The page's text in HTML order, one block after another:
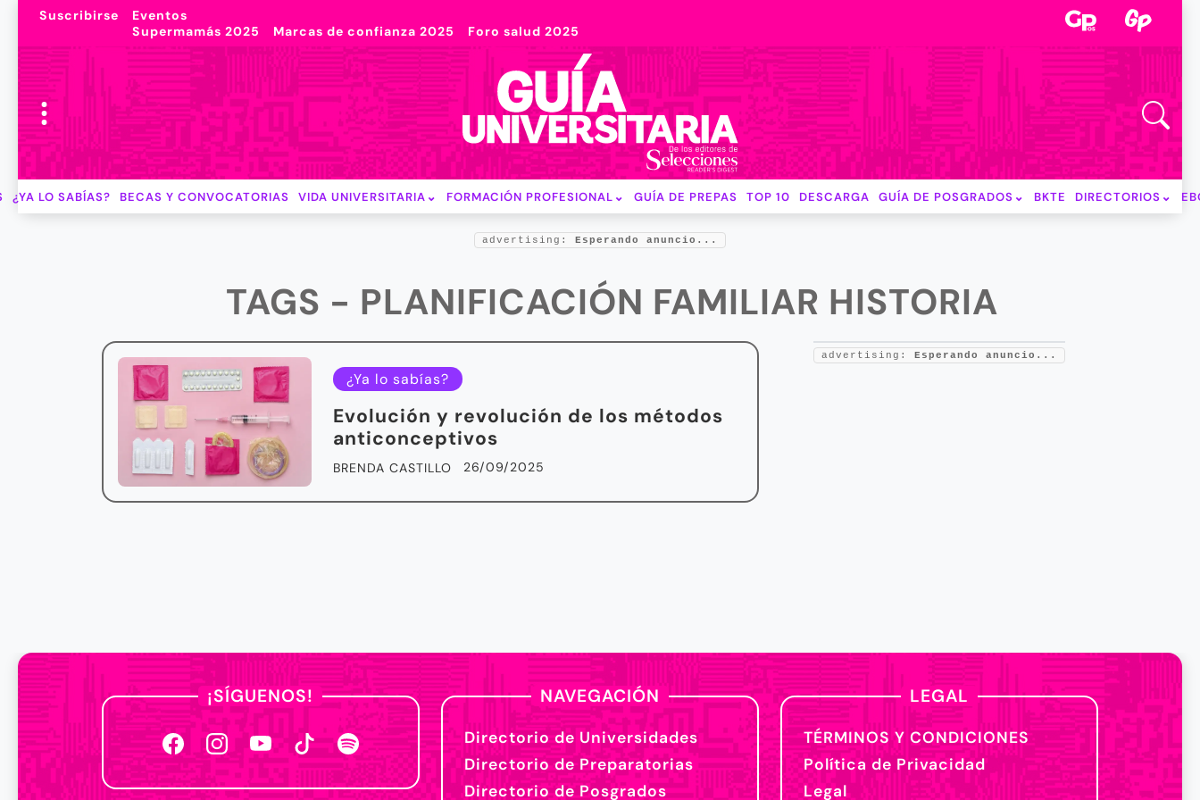
Suscribirse
Eventos
Supermamás 2025
Marcas de confianza 2025 Foro salud 2025
¿YA LO SABÍAS? BECAS Y CONVOCATORIAS VIDA UNIVERSITARIA FORMACIÓN PROFESIONAL GUÍA DE PREPAS TOP 10 DESCARGA GUÍA DE POSGRADOS BKTE DIRECTORIOS
advertising: Esperando anuncio...
TAGS - PLANIFICACIÓN FAMILIAR HISTORIA
¿Ya lo sabías?
Evolución y revolución de los métodos
anticonceptivos
BRENDA CASTILLO 26/09/2025
advertising: Esperando anuncio...
¡SÍGUENOS! NAVEGACIÓN
Directorio de Universidades
Directorio de Preparatorias
Directorio de Posgrados
LEGAL
TÉRMINOS Y CONDICIONES
Política de Privacidad
Legal